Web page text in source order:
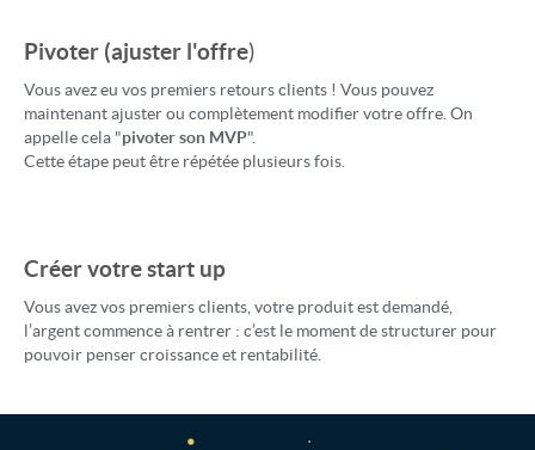
Pivoter (ajuster l'offre)
Vous avez eu vos premiers retours clients ! Vous pouvez
maintenant ajuster ou complètement modifier votre offre. On
appelle cela "pivoter son MVP".
Cette étape peut être répétée plusieurs fois.
Créer votre start up
Vous avez vos premiers clients, votre produit est demandé,
l’argent commence à rentrer : c’est le moment de structurer pour
pouvoir penser croissance et rentabilité.